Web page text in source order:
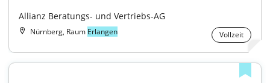
Allianz Beratungs- und Vertriebs-AG
Nürnberg, Raum Erlangen Vollzeit